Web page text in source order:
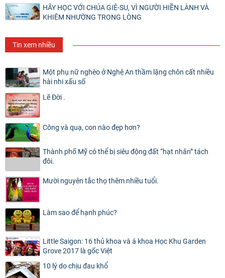
HÃY HỌC VỚI CHÚA GIÊ-SU, VÌ NGƯỜI HIỀN LÀNH VÀ
KHIÊM NHƯỜNG TRONG LÒNG
Tin xem nhiều
Một phụ nữ nghèo ở Nghệ An thầm lặng chôn cất nhiều
hài nhi xấu số
Lẽ Đời .
Công và quạ, con nào đẹp hơn?
Thành phố Mỹ có thể bị siêu động đất “hạt nhân” tách
đôi.
Mười nguyên tắc thọ thêm nhiều tuổi.
Làm sao để hạnh phúc?
Little Saigon: 16 thủ khoa và á khoa Học Khu Garden
Grove 2017 là gốc Việt
10 lý do chịu đau khổ